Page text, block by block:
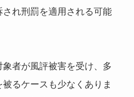
れ刑罰を適用される可能
者が風評被害を受け、多
るケースも少なくありま